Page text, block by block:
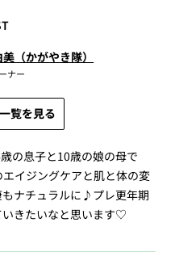
（かがやき隊）
ナー
覧を見る
の息子と10歳の娘の母で
イジングケアと肌と体の変
ナチュラルに♪プレ更年期
きたいなと思います♡